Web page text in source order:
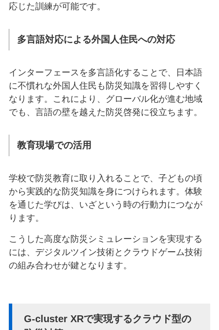
応じた訓練が可能です。
多言語対応による外国人住民への対応
インターフェースを多言語化することで、日本語
に不慣れな外国人住民も防災知識を習得しやすく
なります。これにより、グローバル化が進む地域
でも、言語の壁を越えた防災啓発に役立ちます。
教育現場での活用
学校で防災教育に取り入れることで、子どもの頃
から実践的な防災知識を身につけられます。体験
を通じた学びは、いざという時の行動力につなが
ります。
こうした高度な防災シミュレーションを実現する
には、デジタルツイン技術とクラウドゲーム技術
の組み合わせが鍵となります。
G-cluster XRで実現するクラウド型の